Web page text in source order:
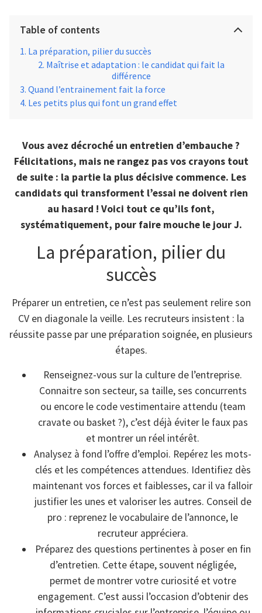
Table of contents
La préparation, pilier du succès
Maîtrise et adaptation : le candidat qui fait la
différence
Quand l’entrainement fait la force
Les petits plus qui font un grand effet
Vous avez décroché un entretien d’embauche ?
Félicitations, mais ne rangez pas vos crayons tout
de suite : la partie la plus décisive commence. Les
candidats qui transforment l’essai ne doivent rien
au hasard ! Voici tout ce qu’ils font,
systématiquement, pour faire mouche le jour J.
La préparation, pilier du
succès
Préparer un entretien, ce n’est pas seulement relire son
CV en diagonale la veille. Les recruteurs insistent : la
réussite passe par une préparation soignée, en plusieurs
étapes.
Renseignez-vous sur la culture de l’entreprise.
Connaitre son secteur, sa taille, ses concurrents
ou encore le code vestimentaire attendu (team
cravate ou basket ?), c’est déjà éviter le faux pas
et montrer un réel intérêt.
Analysez à fond l’offre d’emploi. Repérez les mots-
clés et les compétences attendues. Identifiez dès
maintenant vos forces et faiblesses, car il va falloir
justifier les unes et valoriser les autres. Conseil de
pro : reprenez le vocabulaire de l’annonce, le
recruteur appréciera.
Préparez des questions pertinentes à poser en fin
d’entretien. Cette étape, souvent négligée,
permet de montrer votre curiosité et votre
engagement. C’est aussi l’occasion d’obtenir des